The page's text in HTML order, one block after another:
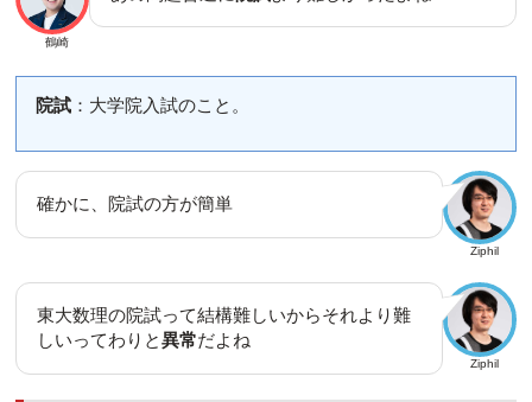
鶴崎
院試：大学院入試のこと。
Ziphil
確かに、院試の方が簡単
Ziphil
東大数理の院試って結構難しいからそれより難
しいってわりと異常だよね